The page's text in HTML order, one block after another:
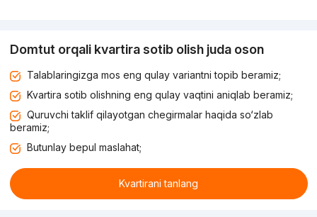
Domtut orqali kvartira sotib olish juda oson
Talablaringizga mos eng qulay variantni topib beramiz;
Kvartira sotib olishning eng qulay vaqtini aniqlab beramiz;
Quruvchi taklif qilayotgan chegirmalar haqida so‘zlab
beramiz;
Butunlay bepul maslahat;
Kvartirani tanlang